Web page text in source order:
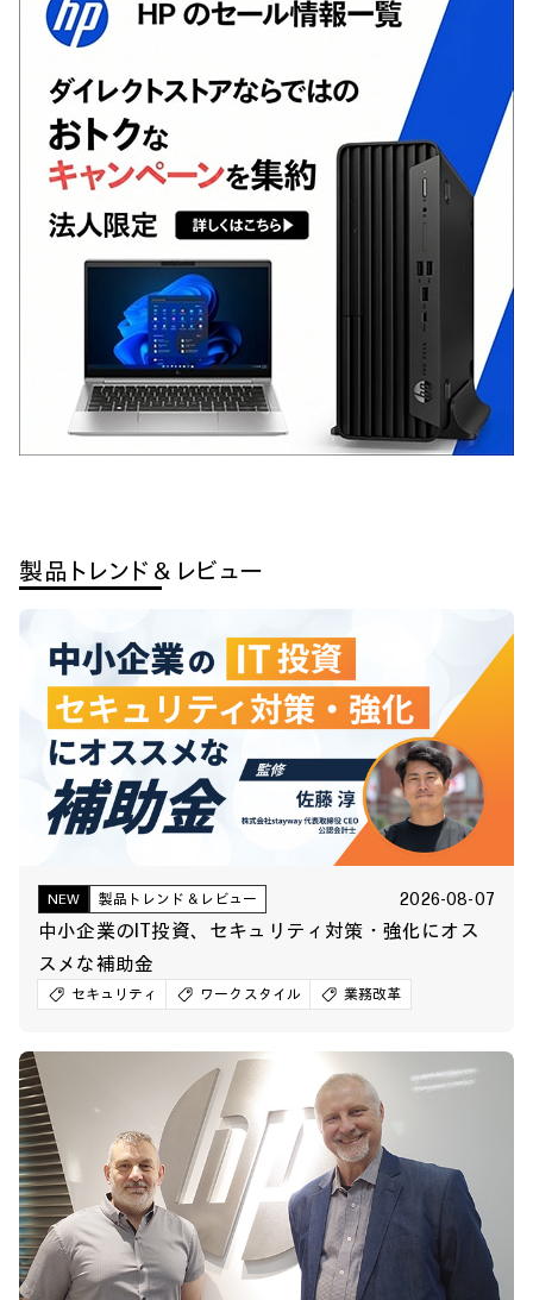
製品トレンド＆レビュー
NEW 製品トレンド＆レビュー 2026-08-07
中小企業のIT投資、セキュリティ対策・強化にオス
スメな補助金
セキュリティ ワークスタイル 業務改革